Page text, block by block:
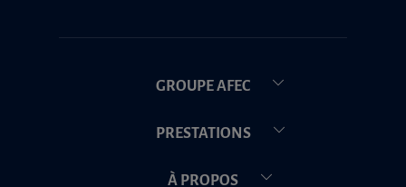
GROUPE AFEC
PRESTATIONS
À PROPOS